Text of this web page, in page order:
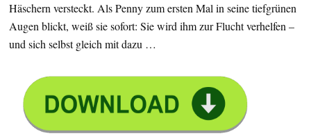
Häschern versteckt. Als Penny zum ersten Mal in seine tiefgrünen
Augen blickt, weiß sie sofort: Sie wird ihm zur Flucht verhelfen –
und sich selbst gleich mit dazu …